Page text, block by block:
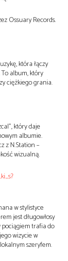
Ossuary Records.
która łączy
album, który
ciężkiego grania.
który daje
albumie.
z N.Station –
wizualną.
w stylistyce
jest długowłosy
pociągiem trafia do
wizycie w
szeryfem.